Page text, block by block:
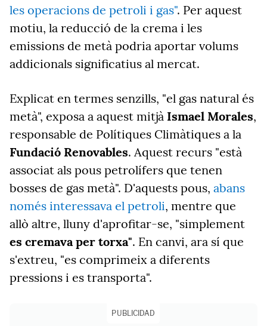
les operacions de petroli i gas". Per aquest
motiu, la reducció de la crema i les
emissions de metà podria aportar volums
addicionals significatius al mercat.
Explicat en termes senzills, "el gas natural és
metà", exposa a aquest mitjà Ismael Morales,
responsable de Polítiques Climàtiques a la
Fundació Renovables. Aquest recurs "està
associat als pous petrolífers que tenen
bosses de gas metà". D'aquests pous, abans
només interessava el petroli, mentre que
allò altre, lluny d'aprofitar-se, "simplement
es cremava per torxa". En canvi, ara sí que
s'extreu, "es comprimeix a diferents
pressions i es transporta".
PUBLICIDAD